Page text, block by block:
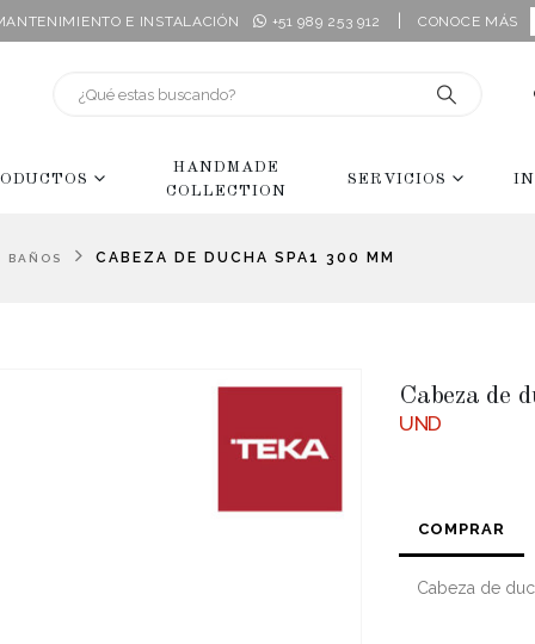
E INSTALACIÓN +51 989 253 912 CONOCE MÁS
HANDMADE
COLLECTION
SERVICIOS
BAÑOS CABEZA DE DUCHA SPA1 300 MM
Cabeza de
UND
COMPRAR
Cabeza de